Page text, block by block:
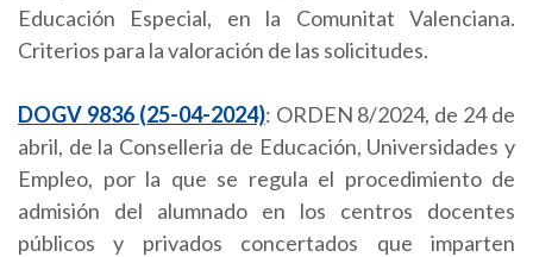
Educación Especial, en la Comunitat Valenciana.
Criterios para la valoración de las solicitudes.
DOGV 9836 (25-04-2024): ORDEN 8/2024, de 24 de
abril, de la Conselleria de Educación, Universidades y
Empleo, por la que se regula el procedimiento de
admisión del alumnado en los centros docentes
públicos y privados concertados que imparten